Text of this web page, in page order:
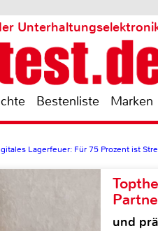
Bestenliste Marken
Lagerfeuer: Für 75 Prozent ist
und